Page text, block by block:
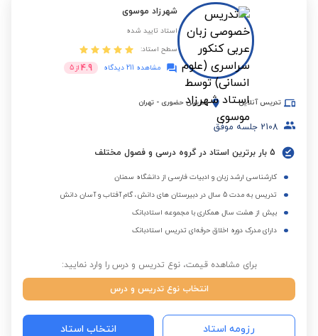
شهرزاد موسوی
استاد تایید شده
سطح استاد:
مشاهده 211 دیدگاه
4.9 از 5
تدریس آنلاین تدریس حضوری - تهران
2108 جلسه موفق
5 بار برترین استاد در گروه درسی و فصول مختلف
کارشناسی ارشد زبان و ادبیات فارسی از دانشگاه سمنان
تدریس به مدت 5 سال در دبیرستان های دانش، گام آفتاب و آسان دانش
بیش از هشت سال همکاری با مجموعه استادبانک
دارای مدرک دوره اخلاق حرفه‌ای تدریس استادبانک
برای مشاهده قیمت، نوع تدریس و درس را وارد نمایید:
انتخاب نوع تدریس و درس
رزومه استاد انتخاب استاد